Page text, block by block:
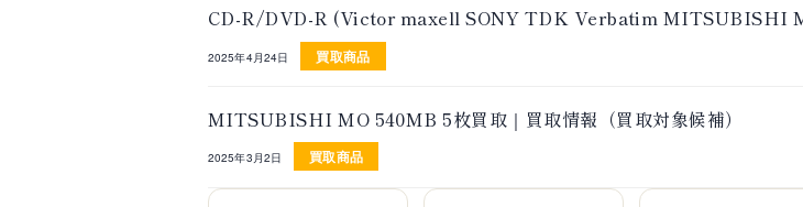
CD-R/DVD-R (Victor maxell SONY TDK Verbatim MITSUBISHI
2025年4月24日 買取商品
MITSUBISHI MO 540MB 5枚買取｜買取情報（買取対象候補）
2025年3月2日 買取商品